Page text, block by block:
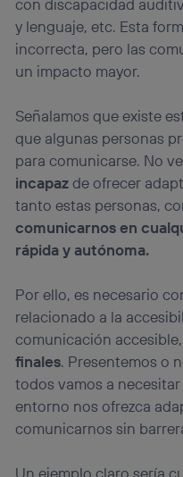
y lenguaje, etc. Esta
incorrecta, pero las
un impacto mayor.
Señalamos que existe
que algunas personas
para comunicarse. No
incapazde ofrecer
tanto estas personas,
comunicarnos en
rápida y autónoma.
Por ello, es necesario
relacionado a la
comunicación
finales. Presentemos o
todos vamos a
entorno nos ofrezca
comunicarnos sin
Un ejemplo claro sería
prioridad ofreciéndote
La tecnología utiliza un
operadora de telefonía,
información de la cuenta
telecomunicaciones
Este identificador se
lo que cualquier persona
consienta el uso de la
Si utilizas una
el marketing o análisis
actividades de
que hayan dado su
personalizado, ya que
navegación del
Puedes gestionar los
“Administrar Utiq” en la
visitando el portal de
(“consenthub”). Para
política de privacidad